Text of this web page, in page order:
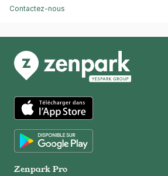
Contactez-nous
App Store
Zenpark Pro